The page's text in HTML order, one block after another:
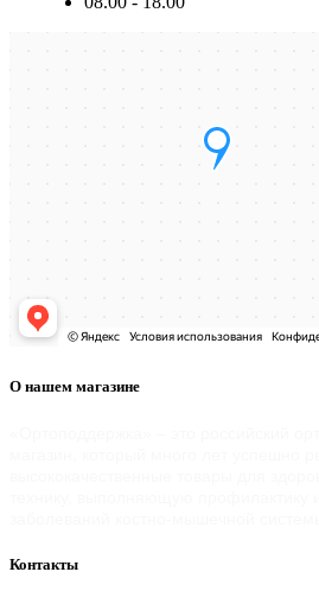
О нашем магазине
Контакты